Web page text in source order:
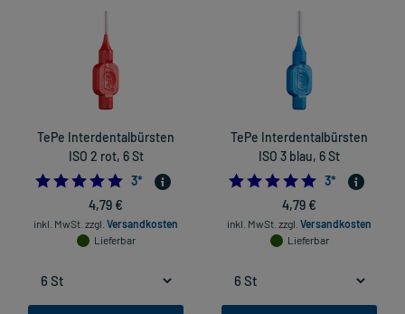
TePe Interdentalbürsten
ISO 2 rot, 6 St
5.0
3*
4,79 €
inkl. MwSt. zzgl. Versandkosten
Lieferbar
TePe Interdentalbürsten
ISO 3 blau, 6 St
5.0
3*
4,79 €
inkl. MwSt. zzgl. Versandkosten
Lieferbar